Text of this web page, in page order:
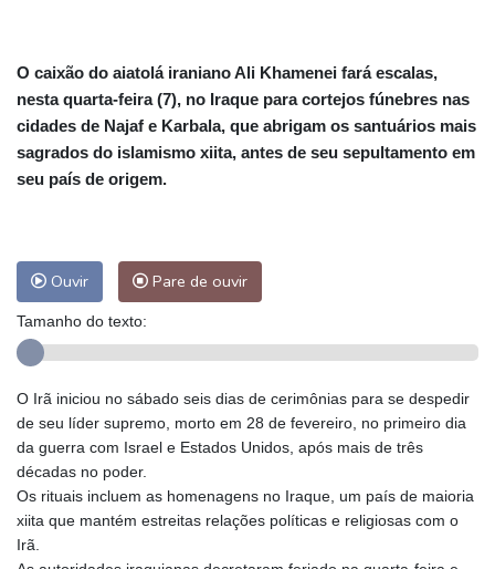
O caixão do aiatolá iraniano Ali Khamenei fará escalas,
nesta quarta-feira (7), no Iraque para cortejos fúnebres nas
cidades de Najaf e Karbala, que abrigam os santuários mais
sagrados do islamismo xiita, antes de seu sepultamento em
seu país de origem.
Ouvir Pare de ouvir
Tamanho do texto:
O Irã iniciou no sábado seis dias de cerimônias para se despedir
de seu líder supremo, morto em 28 de fevereiro, no primeiro dia
da guerra com Israel e Estados Unidos, após mais de três
décadas no poder.
Os rituais incluem as homenagens no Iraque, um país de maioria
xiita que mantém estreitas relações políticas e religiosas com o
Irã.